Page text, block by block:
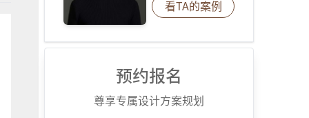
看TA的案例
预约报名
尊享专属设计方案规划